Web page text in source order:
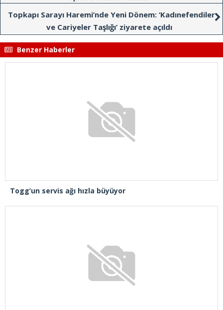
Topkapı Sarayı Haremi’nde Yeni Dönem: ‘Kadınefendiler
ve Cariyeler Taşlığı’ ziyarete açıldı
Benzer Haberler
Togg’un servis ağı hızla büyüyor